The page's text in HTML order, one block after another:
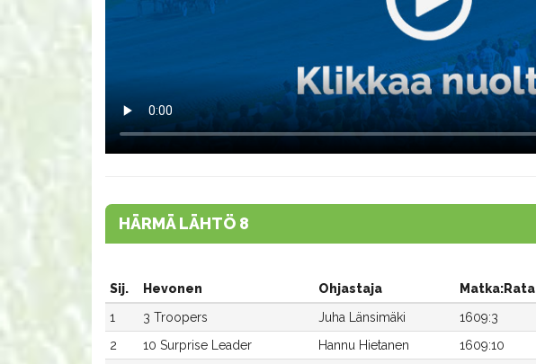
HÄRMÄ LÄHTÖ 8
Sij. Hevonen Ohjastaja Matka:Rata
1
3 Troopers Juha Länsimäki 1609:3
2
10 Surprise Leader Hannu Hietanen 1609:10